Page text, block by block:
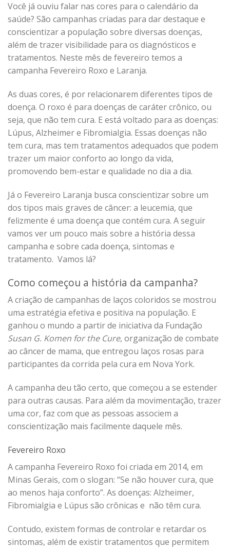
Você já ouviu falar nas cores para o calendário da
saúde? São campanhas criadas para dar destaque e
conscientizar a população sobre diversas doenças,
além de trazer visibilidade para os diagnósticos e
tratamentos. Neste mês de fevereiro temos a
campanha Fevereiro Roxo e Laranja.
As duas cores, é por relacionarem diferentes tipos de
doença. O roxo é para doenças de caráter crônico, ou
seja, que não tem cura. E está voltado para as doenças:
Lúpus, Alzheimer e Fibromialgia. Essas doenças não
tem cura, mas tem tratamentos adequados que podem
trazer um maior conforto ao longo da vida,
promovendo bem-estar e qualidade no dia a dia.
Já o Fevereiro Laranja busca conscientizar sobre um
dos tipos mais graves de câncer: a leucemia, que
felizmente é uma doença que contém cura. A seguir
vamos ver um pouco mais sobre a história dessa
campanha e sobre cada doença, sintomas e
tratamento. Vamos lá?
Como começou a história da campanha?
A criação de campanhas de laços coloridos se mostrou
uma estratégia efetiva e positiva na população. E
ganhou o mundo a partir de iniciativa da Fundação
Susan G. Komen for the Cure, organização de combate
ao câncer de mama, que entregou laços rosas para
participantes da corrida pela cura em Nova York.
A campanha deu tão certo, que começou a se estender
para outras causas. Para além da movimentação, trazer
uma cor, faz com que as pessoas associem a
conscientização mais facilmente daquele mês.
Fevereiro Roxo
A campanha Fevereiro Roxo foi criada em 2014, em
Minas Gerais, com o slogan: “Se não houver cura, que
ao menos haja conforto”. As doenças: Alzheimer,
Fibromialgia e Lúpus são crônicas e não têm cura.
Contudo, existem formas de controlar e retardar os
sintomas, além de existir tratamentos que permitem